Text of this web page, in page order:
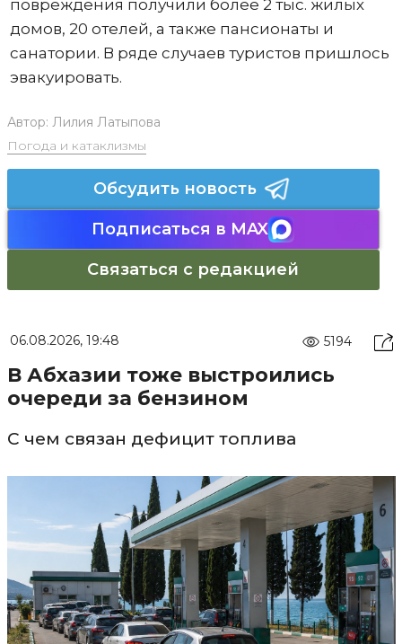
повреждения получили более 2 тыс. жилых
домов, 20 отелей, а также пансионаты и
санатории. В ряде случаев туристов пришлось
эвакуировать.
Автор: Лилия Латыпова
Погода и катаклизмы
Обсудить новость
Подписаться в MAX
Связаться с редакцией
06.08.2026, 19:48 5194
В Абхазии тоже выстроились
очереди за бензином
С чем связан дефицит топлива